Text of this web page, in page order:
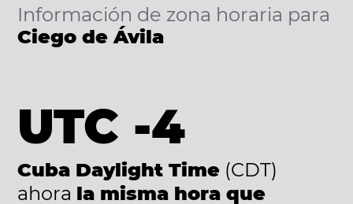
Información de zona horaria para
Ciego de Ávila
UTC -4
Cuba Daylight Time (CDT)
ahora la misma hora que